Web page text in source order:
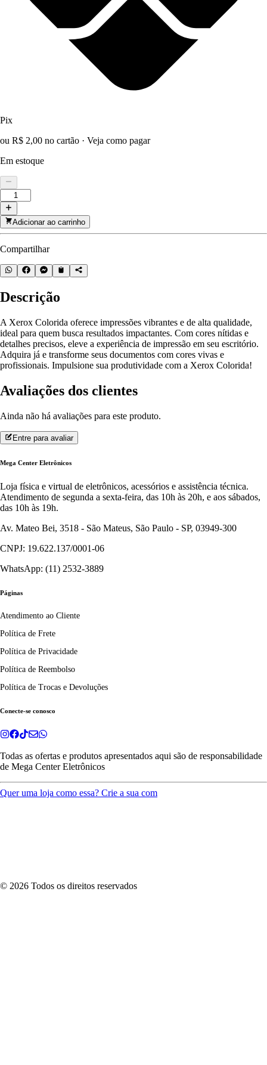
Pix
ou R$ 2,00 no cartão · Veja como pagar
Em estoque
Adicionar ao carrinho
Compartilhar
Descrição
A Xerox Colorida oferece impressões vibrantes e de alta qualidade,
ideal para quem busca resultados impactantes. Com cores nítidas e
detalhes precisos, eleve a experiência de impressão em seu escritório.
Adquira já e transforme seus documentos com cores vivas e
profissionais. Impulsione sua produtividade com a Xerox Colorida!
Avaliações dos clientes
Ainda não há avaliações para este produto.
Entre para avaliar
Mega Center Eletrônicos
Loja física e virtual de eletrônicos, acessórios e assistência técnica.
Atendimento de segunda a sexta-feira, das 10h às 20h, e aos sábados,
das 10h às 19h.
Av. Mateo Bei, 3518 - São Mateus, São Paulo - SP, 03949-300
CNPJ: 19.622.137/0001-06
WhatsApp: (11) 2532-3889
Páginas
Atendimento ao Cliente
Política de Frete
Política de Privacidade
Política de Reembolso
Política de Trocas e Devoluções
Conecte-se conosco
Todas as ofertas e produtos apresentados aqui são de responsabilidade
de Mega Center Eletrônicos
Quer uma loja como essa? Crie a sua com
© 2026 Todos os direitos reservados